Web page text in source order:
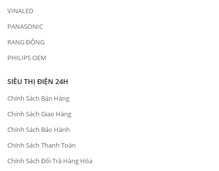
VINALED
PANASONIC
RẠNG ĐÔNG
PHILIPS OEM
SIÊU THỊ ĐIỆN 24H
Chính Sách Bán Hàng
Chính Sách Giao Hàng
Chính Sách Bảo Hành
Chính Sách Thanh Toán
Chính Sách Đổi Trả Hàng Hóa